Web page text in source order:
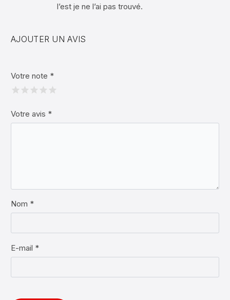
l’est je ne l’ai pas trouvé.
AJOUTER UN AVIS
Votre note *
Votre avis *
Nom *
E-mail *